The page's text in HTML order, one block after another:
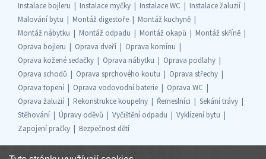
Instalace bojleru
Instalace myčky Instalace WC
Instalace žaluzií
Malování bytu
Montáž digestoře
Montáž kuchyně
Montáž nábytku
Montáž odpadu Montáž okapů
Montáž skříně
Oprava bojleru
Oprava dveří
Oprava komínu
Oprava kožené sedačky
Oprava nábytku
Oprava podlahy
Oprava schodů
Oprava sprchového koutu
Oprava střechy
Oprava topení
Oprava vodovodní baterie
Oprava WC
Oprava žaluzií
Rekonstrukce koupelny Řemeslníci
Sekání trávy
Stěhování
Úpravy oděvů Vyčištění odpadu
Vyklízení bytu
Zapojení pračky
Bezpečnost dětí